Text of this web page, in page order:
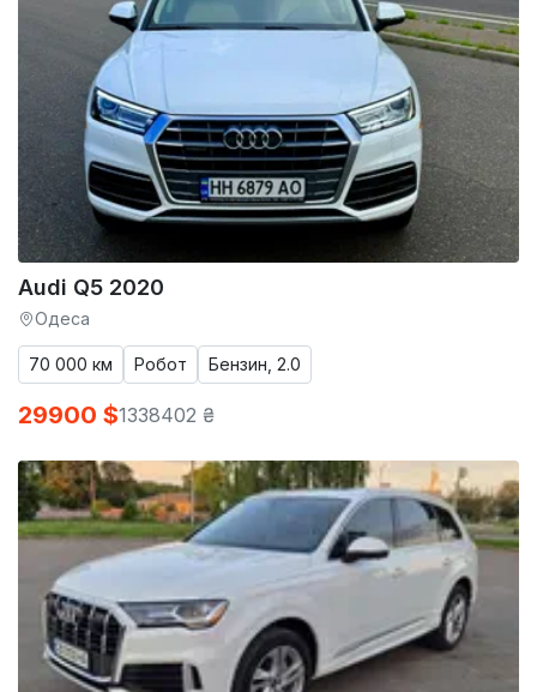
Audi Q5 2020
Одеса
70 000 км Робот Бензин, 2.0
29900 $1338402 ₴